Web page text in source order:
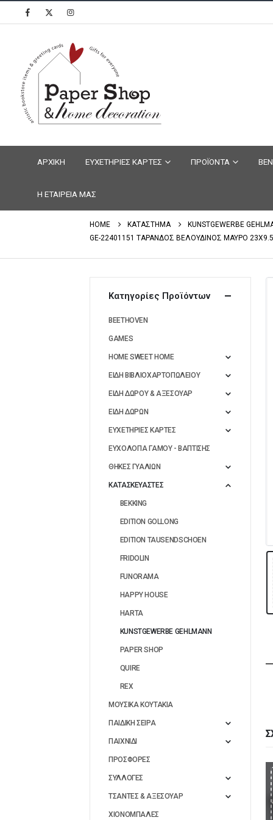
ΑΡΧΙΚΗ ΕΥΧΕΤΗΡΙΕΣ ΚΑΡΤΕΣ ΠΡΟΪΟΝΤΑ
Η ΕΤΑΙΡΕΙΑ ΜΑΣ
HOME ΚΑΤΑΣΤΗΜΑ KUNSTGEWERBE
GE-22401151 ΤΑΡΑΝΔΟΣ ΒΕΛΟΥΔΙΝΟΣ ΜΑΥΡΟ
Κατηγορίες Προϊόντων
BEETHOVEN
GAMES
HOME SWEET HOME
ΕΙΔΗ ΒΙΒΛΙΟΧΑΡΤΟΠΩΛΕΙΟΥ
ΕΙΔΗ ΔΩΡΟΥ & ΑΞΕΣΟΥΑΡ
ΕΙΔΗ ΔΩΡΩΝ
ΕΥΧΕΤΗΡΙΕΣ ΚΑΡΤΕΣ
ΕΥΧΟΛΟΓΙΑ ΓΑΜΟΥ - ΒΑΠΤΙΣΗΣ
ΘΗΚΕΣ ΓΥΑΛΙΩΝ
ΚΑΤΑΣΚΕΥΑΣΤΕΣ
BEKKING
EDITION GOLLONG
EDITION TAUSENDSCHOEN
FRIDOLIN
FUNORAMA
HAPPY HOUSE
HARTA
KUNSTGEWERBE GEHLMANN
PAPER SHOP
QUIRE
REX
ΜΟΥΣΙΚΑ ΚΟΥΤΑΚΙΑ
ΠΑΙΔΙΚΗ ΣΕΙΡΑ
ΠΑΙΧΝΙΔΙ
ΠΡΟΣΦΟΡΕΣ
ΣΥΛΛΟΓΕΣ
ΤΣΑΝΤΕΣ & ΑΞΕΣΟΥΑΡ
ΧΙΟΝΟΜΠΑΛΕΣ